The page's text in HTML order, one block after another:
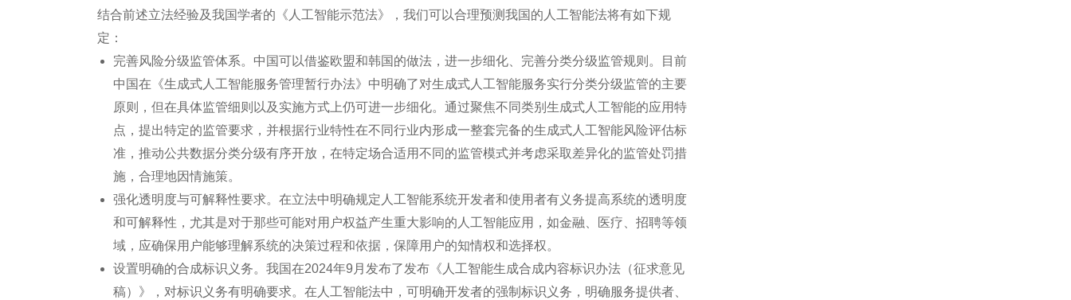
结合前述立法经验及我国学者的《人工智能示范法》，我们可以合理预测我国的人工智能法将有如下规
定：
完善风险分级监管体系。中国可以借鉴欧盟和韩国的做法，进一步细化、完善分类分级监管规则。目前
中国在《生成式人工智能服务管理暂行办法》中明确了对生成式人工智能服务实行分类分级监管的主要
原则，但在具体监管细则以及实施方式上仍可进一步细化。通过聚焦不同类别生成式人工智能的应用特
点，提出特定的监管要求，并根据行业特性在不同行业内形成一整套完备的生成式人工智能风险评估标
准，推动公共数据分类分级有序开放，在特定场合适用不同的监管模式并考虑采取差异化的监管处罚措
施，合理地因情施策。
强化透明度与可解释性要求。在立法中明确规定人工智能系统开发者和使用者有义务提高系统的透明度
和可解释性，尤其是对于那些可能对用户权益产生重大影响的人工智能应用，如金融、医疗、招聘等领
域，应确保用户能够理解系统的决策过程和依据，保障用户的知情权和选择权。
设置明确的合成标识义务。我国在2024年9月发布了发布《人工智能生成合成内容标识办法（征求意见
稿）》，对标识义务有明确要求。在人工智能法中，可明确开发者的强制标识义务，明确服务提供者、